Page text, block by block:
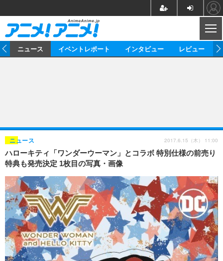
ゲーム グッズ
海外イベント ビジネス
俳優・タレント アーティスト
ビジネス
アニメ 実写
書評 イベント
ゲーム 座談会
動画
アニメ 映画/ドラマ
アニメ！アニメ！TV ABEMA Cafe
連載・コラム
ニュース イベントレポート インタビュー レビュー
ハローキティ「ワンダーウーマン」とコラボ 特別仕様の前売り
特典も発売決定 1枚目の写真・画像
ニュース 2017.6.15（木） 11:00